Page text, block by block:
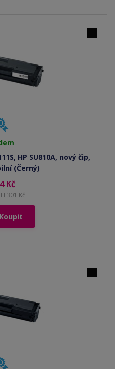
HP SU810A, nový čip,
(Černý)
Kč
301 Kč
Koupit